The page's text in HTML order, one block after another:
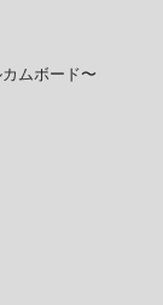
ムボード〜